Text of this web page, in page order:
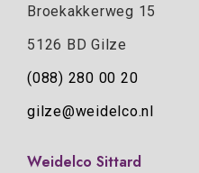
Broekakkerweg 15
5126 BD Gilze
(088) 280 00 20
gilze@weidelco.nl
Weidelco Sittard